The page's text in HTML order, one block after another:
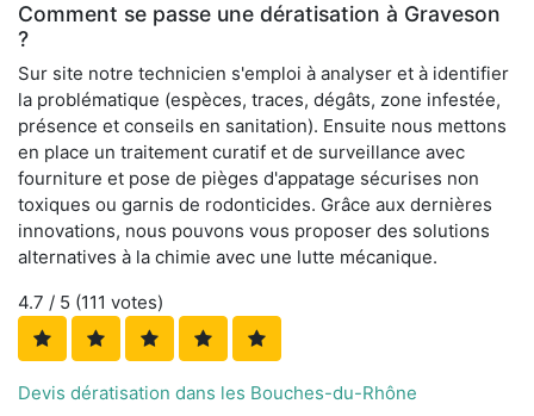
Comment se passe une dératisation à Graveson
?
Sur site notre technicien s'emploi à analyser et à identifier
la problématique (espèces, traces, dégâts, zone infestée,
présence et conseils en sanitation). Ensuite nous mettons
en place un traitement curatif et de surveillance avec
fourniture et pose de pièges d'appatage sécurises non
toxiques ou garnis de rodonticides. Grâce aux dernières
innovations, nous pouvons vous proposer des solutions
alternatives à la chimie avec une lutte mécanique.
4.7 / 5 (111 votes)
Devis dératisation dans les Bouches-du-Rhône